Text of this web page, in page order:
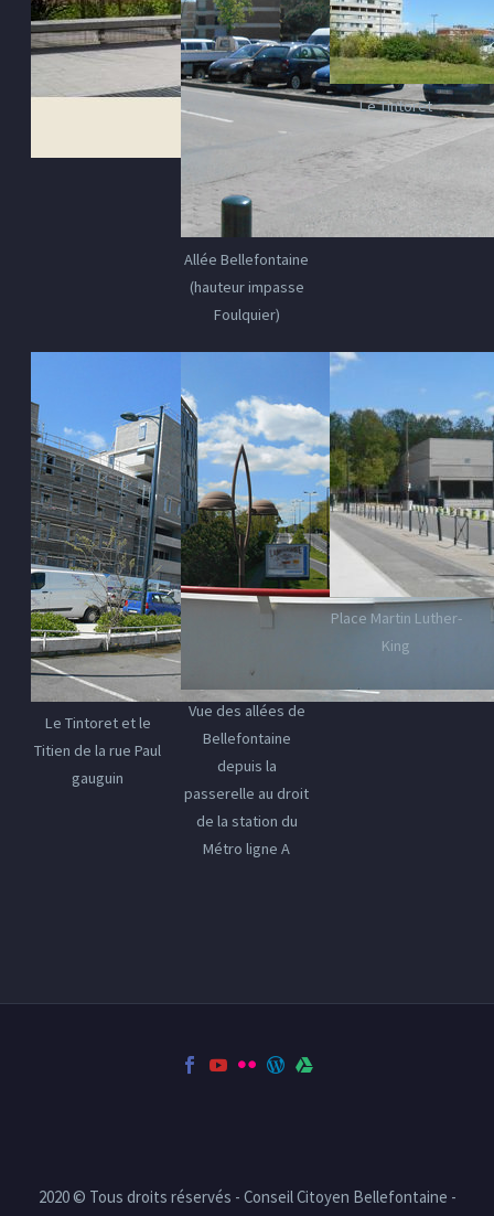
Allée Bellefontaine
(hauteur impasse
Foulquier)
Le Tintoret
Le Tintoret et le
Titien de la rue Paul
gauguin
Vue des allées de
Bellefontaine
depuis la
passerelle au droit
de la station du
Métro ligne A
Place Martin Luther-
King
2020 © Tous droits réservés - Conseil Citoyen Bellefontaine -